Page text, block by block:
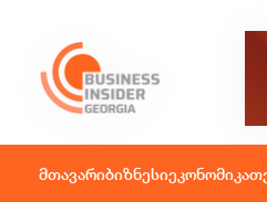
მთავარიბიზნესიეკონომიკა